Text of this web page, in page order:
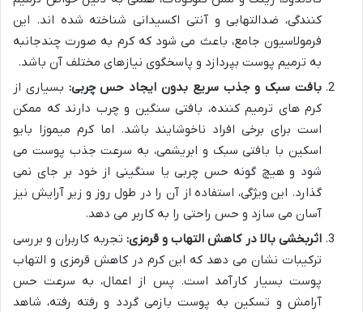
کنندگی، ضدالتهابی و آنتی اکسیدانی شناخته شده اند. این
فرمولاسیون جامع، باعث می شود که کرم به صورت چندجانبه
به ترمیم پوست بپردازد و پاسخگوی نیازهای مختلف آن باشد.
بافت سبک و جذب سریع بدون ایجاد حس چربی: بسیاری از
کرم های ترمیم کننده، بافتی سنگین و چرب دارند که ممکن
است برای برخی افراد ناخوشایند باشد. اما کرم میموزا بایو
اسکین با بافتی سبک و ابریشمی، به سرعت جذب پوست می
شود و هیچ گونه حس چربی یا سنگینی از خود بر جای نمی
گذارد. این ویژگی، استفاده از آن را در طول روز و زیر آرایش نیز
آسان می سازد و حس راحتی را به کاربر می دهد.
اثربخشی بالا در کاهش التهاب و قرمزی: تجربه کاربران و بررسی
ترکیبات نشان می دهد که این کرم در کاهش قرمزی و التهاب
پوست بسیار کارآمد است. پس از اعمال، به سرعت حس
آرامش و تسکین به پوست بازمی گردد و رفته رفته، شاهد